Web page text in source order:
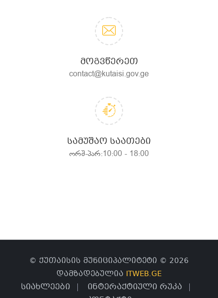
ᲛᲝᲒᲕᲬᲔᲠᲔᲗ
contact@kutaisi.gov.ge
ᲡᲐᲛᲣᲨᲐᲝ ᲡᲐᲐᲗᲔᲑᲘ
ორშ-პარ:10:00 - 18:00
© ქუთაისის მუნიციპალიტეტი © 2026
დამზადებულია ITWEB.GE
სიახლეები
ინტერაქტიული რუკა